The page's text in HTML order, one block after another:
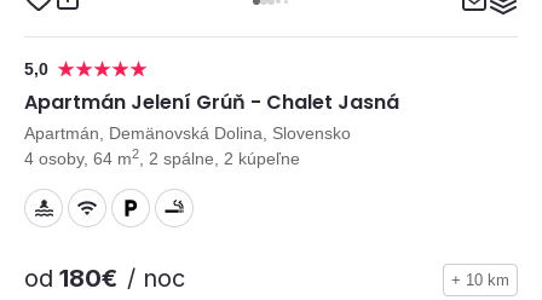
5,0
Apartmán Jelení Grúň - Chalet Jasná
Apartmán, Demänovská Dolina, Slovensko
4 osoby, 64 m2 , 2 spálne, 2 kúpeľne
od 180€ / noc + 10 km